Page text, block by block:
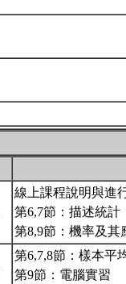
線上課程說明與進
第6,7節：描述統計
第8,9節：機率及
第6,7,8節：樣本平
第9節：電腦實習